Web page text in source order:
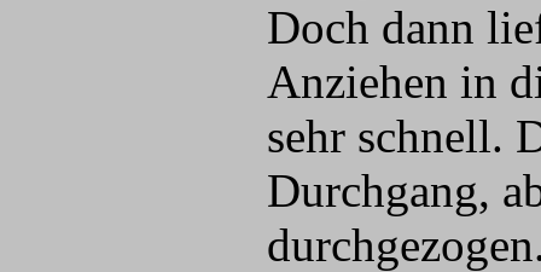
Doch dann
Anziehen in
sehr schnell.
Durchgang,